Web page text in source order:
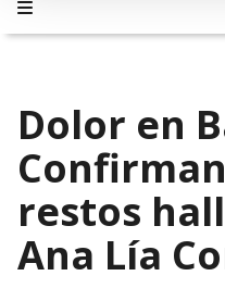
Dolor en
restos
Ana Lía